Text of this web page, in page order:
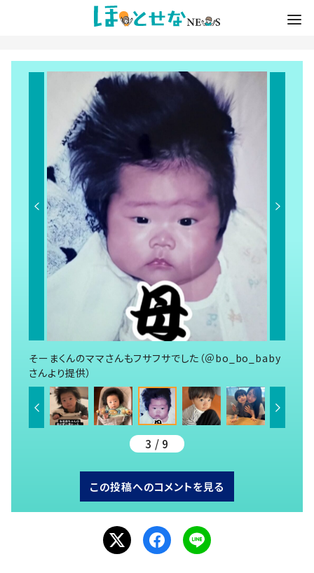
そーまくんのママさんもフサフサでした（＠bo_bo_baby
さんより提供）
3 / 9
この投稿へのコメントを見る